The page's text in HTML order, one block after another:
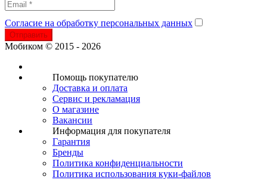
Согласие на обработку персональных данных
Отправить
Мобиком © 2015 - 2026
Помощь покупателю
Доставка и оплата
Сервис и рекламация
О магазине
Вакансии
Информация для покупателя
Гарантия
Бренды
Политика конфиденциальности
Политика использования куки-файлов